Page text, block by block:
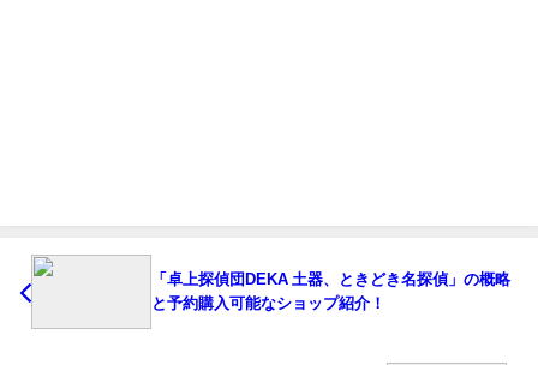
「卓上探偵団DEKA 土器、ときどき名探偵」の概略
と予約購入可能なショップ紹介！